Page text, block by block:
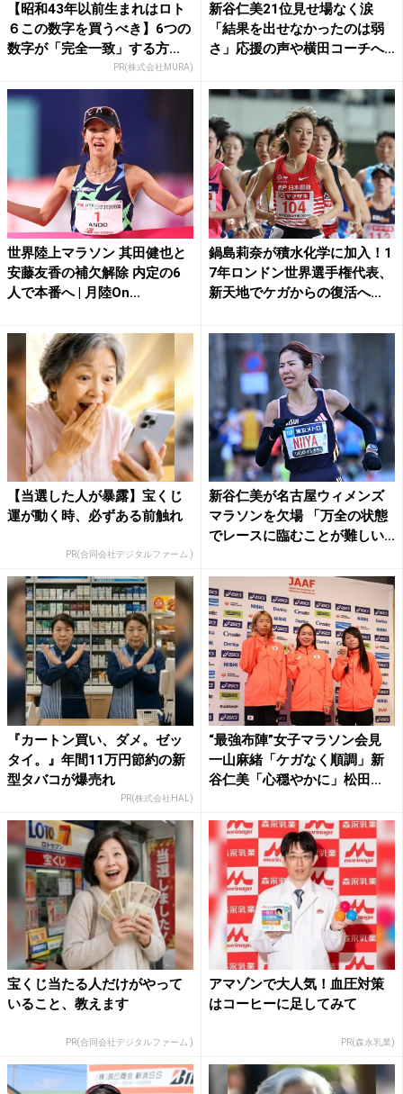
【昭和43年以前生まれはロト
６この数字を買うべき】6つの
数字が「完全一致」する方...
PR(株式会社MURA)
新谷仁美21位見せ場なく涙
「結果を出せなかったのは弱
さ」応援の声や横田コーチへ
世界陸上マラソン 其田健也と
安藤友香の補欠解除 内定の6
人で本番へ | 月陸On...
鍋島莉奈が積水化学に加入！1
7年ロンドン世界選手権代表、
新天地でケガからの復活へ...
【当選した人が暴露】宝くじ
運が動く時、必ずある前触れ
PR(合同会社デジタルファーム )
新谷仁美が名古屋ウィメンズ
マラソンを欠場 「万全の状態
でレースに臨むことが難しい...
『カートン買い、ダメ。ゼッ
タイ。』年間11万円節約の新
型タバコが爆売れ
PR(株式会社HAL)
“最強布陣”女子マラソン会見
一山麻緒「ケガなく順調」新
谷仁美「心穏やかに」松田...
宝くじ当たる人だけがやって
いること、教えます
PR(合同会社デジタルファーム )
アマゾンで大人気！血圧対策
はコーヒーに足してみて
PR(森永乳業)